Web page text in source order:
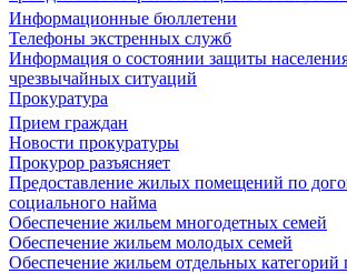
Информационные бюллетени
Телефоны экстренных служб
Информация о состоянии защиты
чрезвычайных ситуаций
Прокуратура
Прием граждан
Новости прокуратуры
Прокурор разъясняет
Предоставление жилых помещений по
социального найма
Обеспечение жильем многодетных семей
Обеспечение жильем молодых семей
Обеспечение жильем отдельных категорий